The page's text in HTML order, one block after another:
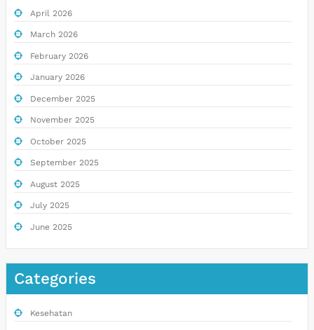
April 2026
March 2026
February 2026
January 2026
December 2025
November 2025
October 2025
September 2025
August 2025
July 2025
June 2025
Categories
Kesehatan